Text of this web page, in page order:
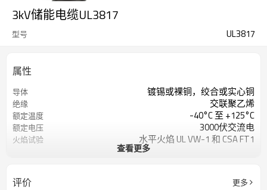
3kV储能电缆UL3817
型号 UL3817
属性
导体 镀锡或裸铜，绞合或实心铜
绝缘 交联聚乙烯
额定温度 -40°C 至 +125°C
额定电压 3000伏交流电
火焰试验 水平火焰 UL VW-1 和 CSA FT1
查看更多
评价 更多